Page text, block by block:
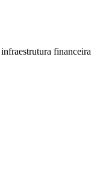
financeira